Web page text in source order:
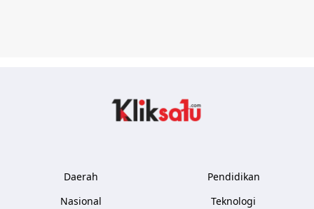
Daerah
Nasional
Pendidikan
Teknologi